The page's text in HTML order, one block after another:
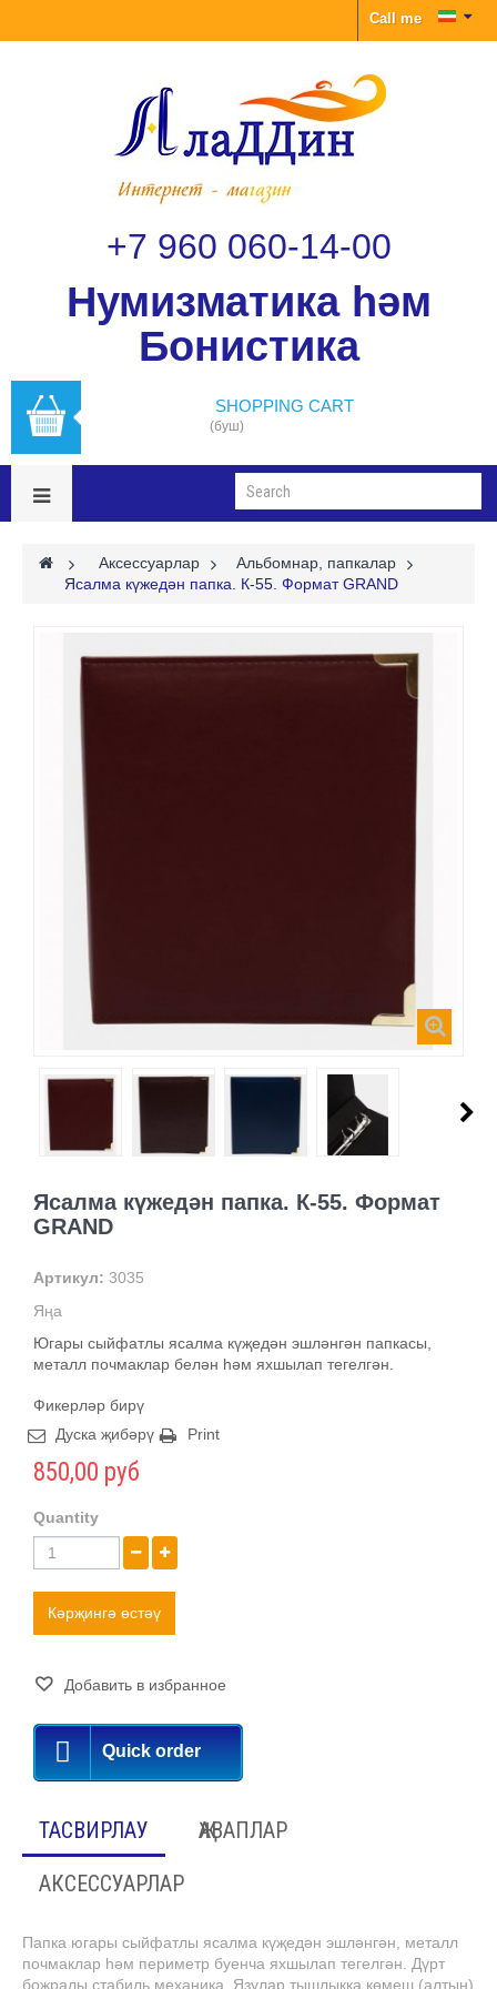
Call me
+7 960 060-14-00
Нумизматика һәм
Бонистика
SHOPPING CART
(буш)
> Аксессуарлар >
Альбомнар, папкалар
Ясалма күжедән папка. К-55. Формат GRAND
Ясалма күжедән папка. К-55. Формат
GRAND
Артикул: 3035
Яңа
Югары сыйфатлы ясалма күҗедән эшләнгән папкасы,
металл почмаклар белән һәм яхшылап тегелгән.
Фикерләр бирү
Дуска җибәрү
Print
850,00 руб
Quantity
Кәрҗингә өстәү
Добавить в избранное
Quick order
ТАСВИРЛАУ
ҖАВАПЛАР
АКСЕССУАРЛАР
Папка югары сыйфатлы ясалма күҗедән эшләнгән, металл
почмаклар һәм периметр буенча яхшылап тегелгән. Дүрт
боҗралы стабиль механика. Язулар тышлыкка көмеш (алтын)